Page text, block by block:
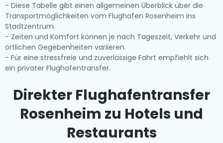
- Diese Tabelle gibt einen allgemeinen Überblick über die
Transportmöglichkeiten vom Flughafen Rosenheim ins
Stadtzentrum.
- Zeiten und Komfort können je nach Tageszeit, Verkehr und
örtlichen Gegebenheiten variieren.
- Für eine stressfreie und zuverlässige Fahrt empfiehlt sich
ein privater Flughafentransfer.
Direkter Flughafentransfer
Rosenheim zu Hotels und
Restaurants